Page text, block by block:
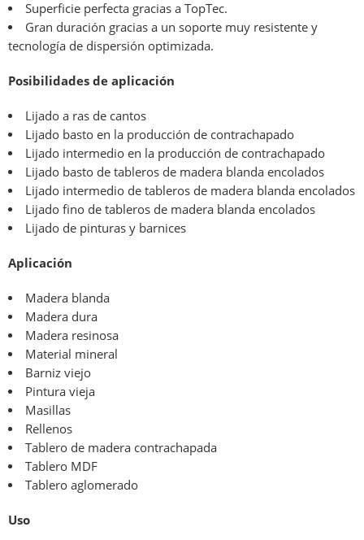
Superficie perfecta gracias a TopTec.
Gran duración gracias a un soporte muy resistente y
tecnología de dispersión optimizada.
Posibilidades de aplicación
Lijado a ras de cantos
Lijado basto en la producción de contrachapado
Lijado intermedio en la producción de contrachapado
Lijado basto de tableros de madera blanda encolados
Lijado intermedio de tableros de madera blanda encolados
Lijado fino de tableros de madera blanda encolados
Lijado de pinturas y barnices
Aplicación
Madera blanda
Madera dura
Madera resinosa
Material mineral
Barniz viejo
Pintura vieja
Masillas
Rellenos
Tablero de madera contrachapada
Tablero MDF
Tablero aglomerado
Uso